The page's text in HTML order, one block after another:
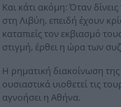
Και κάτι ακόμη: Όταν
στη Λιβύη, επειδή έχουν
καταπιείς τον εκβιασμό
στιγμή, έρθει η ώρα των
Η ρηματική διακοίνωση
ουσιαστικά υιοθετεί τις
αγνοήσει η Αθήνα.